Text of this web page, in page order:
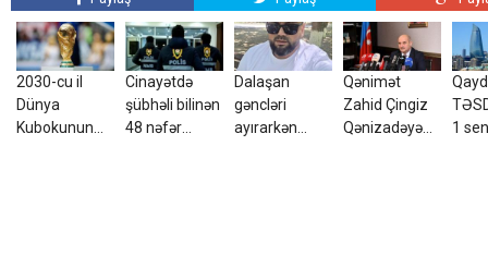
2030-cu il
Dünya
Kubokunun
Cinayətdə
şübhəli bilinən
48 nəfər
Dalaşan
gəncləri
ayırarkən
Qənimət
Zahid Çingiz
Qənizadəyə
1